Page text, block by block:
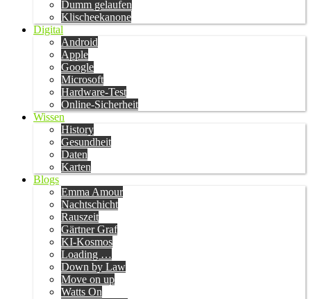
Dumm gelaufen
Klischeekanone
Digital
Android
Apple
Google
Microsoft
Hardware-Test
Online-Sicherheit
Wissen
History
Gesundheit
Daten
Karten
Blogs
Emma Amour
Nachtschicht
Rauszeit
Gärtner Graf
KI-Kosmos
Loading …
Down by Law
Move on up
Watts On